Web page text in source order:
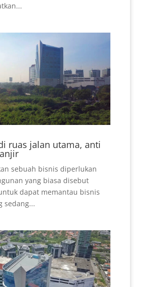
ruas jalan utama, anti
sebuah bisnis diperlukan
yang biasa disebut
dapat memantau bisnis
sedang...